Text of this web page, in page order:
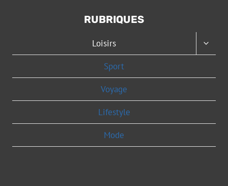
RUBRIQUES
Loisirs
Sport
Voyage
Lifestyle
Mode